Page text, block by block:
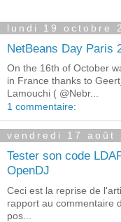
lundi 19 octobre
NetBeans Day Paris
On the 16th of October
in France thanks to
Lamouchi ( @Nebr...
1 commentaire:
vendredi 17 août
Tester son code
OpenDJ
Ceci est la reprise de
rapport au commentaire
pos...